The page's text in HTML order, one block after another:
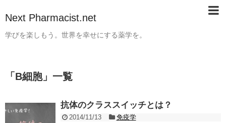
Next Pharmacist.net
学びを楽しもう。世界を幸せにする薬学を。
「 B細胞」 一覧
抗体のクラススイッチとは？
2014/11/13
免疫学